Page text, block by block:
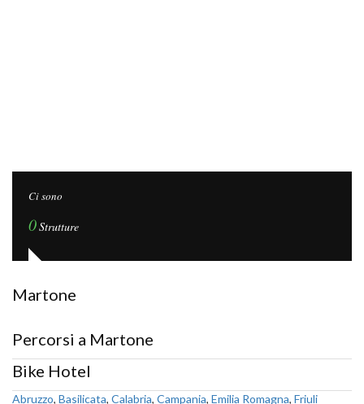
Ci sono
0Strutture
Martone
Percorsi a Martone
Bike Hotel
Abruzzo, Basilicata, Calabria, Campania, Emilia Romagna, Friuli